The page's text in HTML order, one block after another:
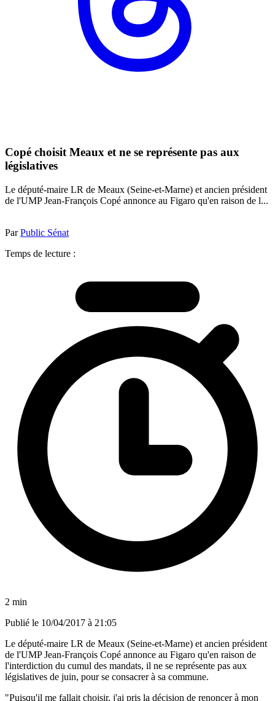
Copé choisit Meaux et ne se représente pas aux
législatives
Le député-maire LR de Meaux (Seine-et-Marne) et ancien président
de l'UMP Jean-François Copé annonce au Figaro qu'en raison de l...
ParPublic Sénat
Temps de lecture :
2 min
Publié le 10/04/2017 à 21:05
Le député-maire LR de Meaux (Seine-et-Marne) et ancien président
de l'UMP Jean-François Copé annonce au Figaro qu'en raison de
l'interdiction du cumul des mandats, il ne se représente pas aux
législatives de juin, pour se consacrer à sa commune.
"Puisqu'il me fallait choisir, j'ai pris la décision de renoncer à mon